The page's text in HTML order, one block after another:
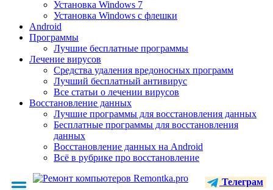
Установка Windows 7
Установка Windows с флешки
Android
Программы
Лучшие бесплатные программы
Лечение вирусов
Средства удаления вредоносных программ
Лучший бесплатный антивирус
Все статьи о лечении вирусов
Восстановление данных
Лучшие программы для восстановления данных
Бесплатные программы для восстановления
данных
Восстановление данных на Android
Всё в рубрике про восстановление
Телеграм